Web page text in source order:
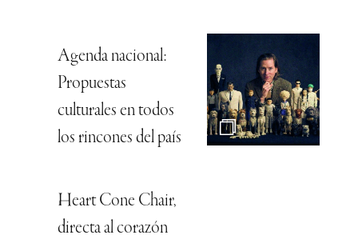
Agenda nacional:
Propuestas
culturales en todos
los rincones del país
Heart Cone Chair,
directa al corazón